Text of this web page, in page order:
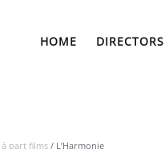
HOME DIRECTORS
à part films / L’Harmonie